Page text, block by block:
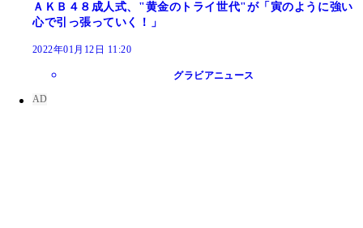
ＡＫＢ４８成人式、"黄金のトライ世代"が「寅のように強い
心で引っ張っていく！」
2022年01月12日 11:20
グラビアニュース